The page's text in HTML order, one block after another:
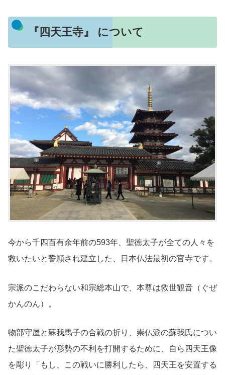
『四天王寺』 について
今から千四百有余年前の593年、聖徳太子が全ての人々を
救いたいと誓願され建立した、日本仏法最初の官寺です。
宗派のこだわらない和宗総本山で、本尊は救世観音（ぐぜ
かんのん）。
物部守屋と蘇我馬子の合戦の折り、崇仏派の蘇我氏につい
た聖徳太子が形勢の不利を打開するために、自ら四天王像
を彫り「もし、この戦いに勝利したら、四天王を安置する